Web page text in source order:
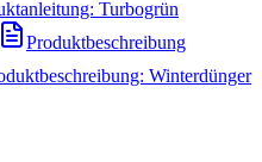
Turbogrün
Produktbeschreibung
Winterdünger